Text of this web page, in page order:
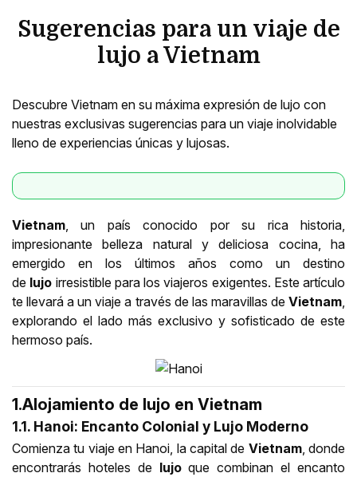
Sugerencias para un viaje de
lujo a Vietnam
Descubre Vietnam en su máxima expresión de lujo con
nuestras exclusivas sugerencias para un viaje inolvidable
lleno de experiencias únicas y lujosas.
Vietnam, un país conocido por su rica historia,
impresionante belleza natural y deliciosa cocina, ha
emergido en los últimos años como un destino
de lujo irresistible para los viajeros exigentes. Este artículo
te llevará a un viaje a través de las maravillas de Vietnam,
explorando el lado más exclusivo y sofisticado de este
hermoso país.
1.Alojamiento de lujo en Vietnam
1.1. Hanoi: Encanto Colonial y Lujo Moderno
Comienza tu viaje en Hanoi, la capital de Vietnam, donde
encontrarás hoteles de lujoque combinan el encanto